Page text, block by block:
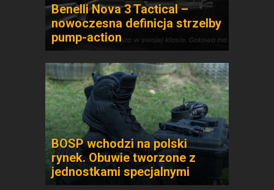
Benelli Nova 3 Tactical –
nowoczesna definicja strzelby
pump-action
BOSP wchodzi na polski
rynek. Obuwie tworzone z
jednostkami specjalnymi